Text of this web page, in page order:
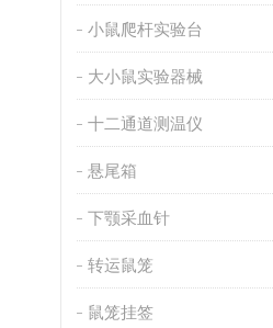
小鼠爬杆实验台
大小鼠实验器械
十二通道测温仪
悬尾箱
下颚采血针
转运鼠笼
鼠笼挂签